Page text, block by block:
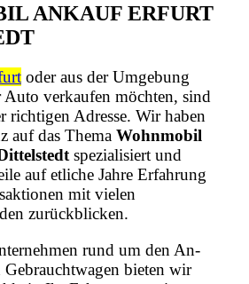
ANKAUF ERFURT
oder aus der Umgebung
verkaufen möchten, sind
richtigen Adresse. Wir haben
auf das Thema Wohnmobil
spezialisiert und
auf etliche Jahre Erfahrung
mit vielen
zurückblicken.
rund um den An-
bieten wir